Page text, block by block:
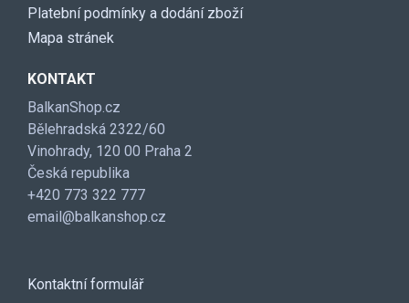
Platební podmínky a dodání zboží
Mapa stránek
KONTAKT
BalkanShop.cz
Bělehradská 2322/60
Vinohrady, 120 00 Praha 2
Česká republika
+420 773 322 777
email@balkanshop.cz
Kontaktní formulář